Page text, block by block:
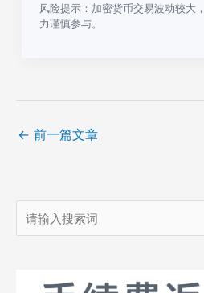
风险提示：加密货币交易波动较大
力谨慎参与。
← 前一篇文章
搜
索